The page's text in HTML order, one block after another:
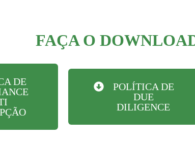
FAÇA O
DE
POLÍTICA DE
DUE
DILIGENCE